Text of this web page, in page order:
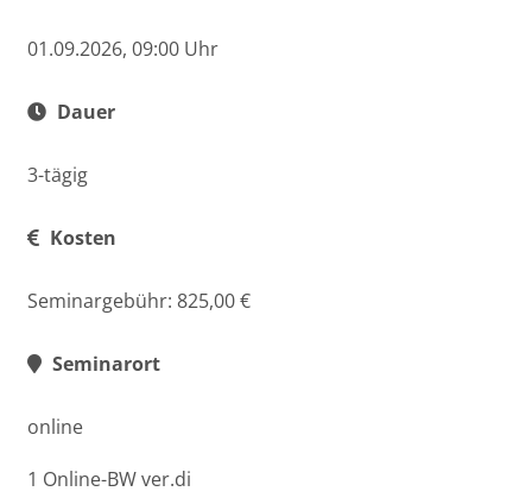
01.09.2026, 09:00 Uhr
Dauer
3-tägig
Kosten
Seminargebühr: 825,00 €
Seminarort
online
1 Online-BW ver.di